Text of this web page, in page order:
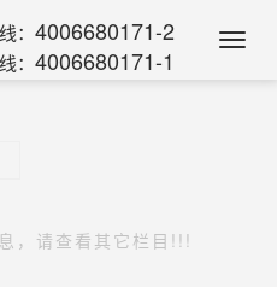
： 4006680171-2
： 4006680171-1
，请查看其它栏目!!!